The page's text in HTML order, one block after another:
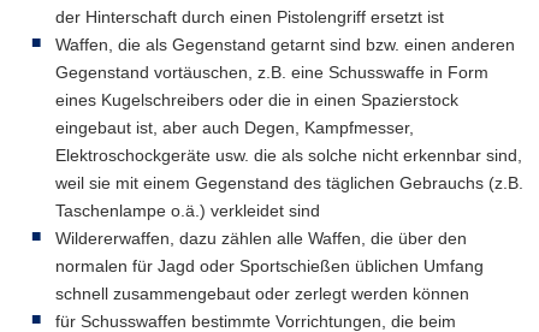
der Hinterschaft durch einen Pistolengriff ersetzt ist
Waffen, die als Gegenstand getarnt sind bzw. einen anderen
Gegenstand vortäuschen, z.B. eine Schusswaffe in Form
eines Kugelschreibers oder die in einen Spazierstock
eingebaut ist, aber auch Degen, Kampfmesser,
Elektroschockgeräte usw. die als solche nicht erkennbar sind,
weil sie mit einem Gegenstand des täglichen Gebrauchs (z.B.
Taschenlampe o.ä.) verkleidet sind
Wildererwaffen, dazu zählen alle Waffen, die über den
normalen für Jagd oder Sportschießen üblichen Umfang
schnell zusammengebaut oder zerlegt werden können
für Schusswaffen bestimmte Vorrichtungen, die beim